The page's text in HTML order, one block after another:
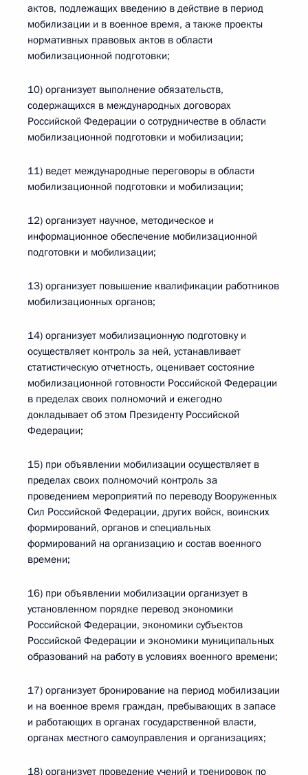
актов, подлежащих введению в действие в период
мобилизации и в военное время, а также проекты
нормативных правовых актов в области
мобилизационной подготовки;
10) организует выполнение обязательств,
содержащихся в международных договорах
Российской Федерации о сотрудничестве в области
мобилизационной подготовки и мобилизации;
11) ведет международные переговоры в области
мобилизационной подготовки и мобилизации;
12) организует научное, методическое и
информационное обеспечение мобилизационной
подготовки и мобилизации;
13) организует повышение квалификации работников
мобилизационных органов;
14) организует мобилизационную подготовку и
осуществляет контроль за ней, устанавливает
статистическую отчетность, оценивает состояние
мобилизационной готовности Российской Федерации
в пределах своих полномочий и ежегодно
докладывает об этом Президенту Российской
Федерации;
15) при объявлении мобилизации осуществляет в
пределах своих полномочий контроль за
проведением мероприятий по переводу Вооруженных
Сил Российской Федерации, других войск, воинских
формирований, органов и специальных
формирований на организацию и состав военного
времени;
16) при объявлении мобилизации организует в
установленном порядке перевод экономики
Российской Федерации, экономики субъектов
Российской Федерации и экономики муниципальных
образований на работу в условиях военного времени;
17) организует бронирование на период мобилизации
и на военное время граждан, пребывающих в запасе
и работающих в органах государственной власти,
органах местного самоуправления и организациях;
18) организует проведение учений и тренировок по